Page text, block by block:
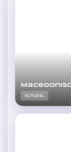
ACTUEEL